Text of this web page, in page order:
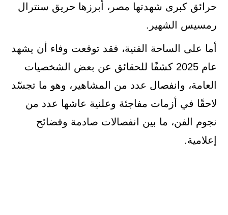
حرائق كبرى شهدتها مصر، أبرزها حريق سنترال
رمسيس الشهير.
أما على الساحة الفنية، فقد توقعت وفاء أن يشهد
عام 2025 كشفًا للحقائق عن بعض الشخصيات
العامة، وانفصال عدد من المشاهير، وهو ما تجسّد
لاحقًا في أزمات مفاجئة وعلنية عاشها عدد من
نجوم الفن، ما بين انفصالات صادمة وفضائح
إعلامية.